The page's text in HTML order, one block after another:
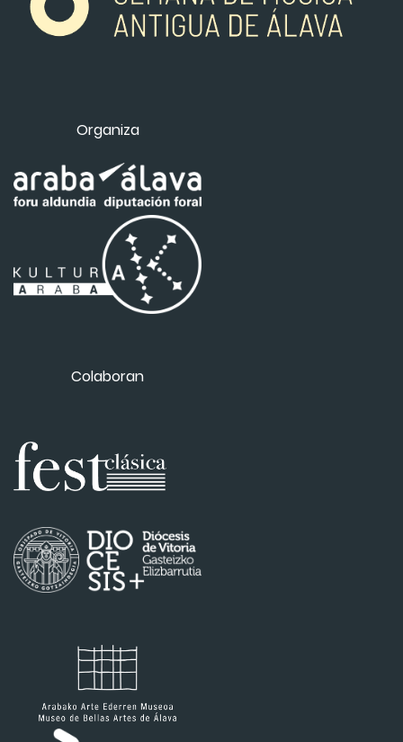
Organiza
Colaboran